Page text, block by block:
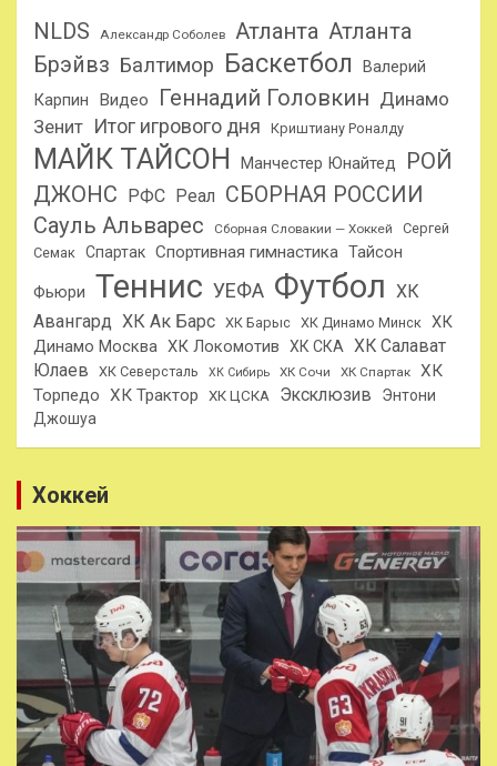
NLDS
Александр Соболев Атланта Атланта
Брэйвз Балтимор Баскетбол
Валерий
Карпин
Видео Геннадий Головкин Динамо
Зенит Итог игрового дня Криштиану Роналду
МАЙК ТАЙСОН Манчестер Юнайтед
РОЙ
ДЖОНС
РФС Реал СБОРНАЯ РОССИИ
Сауль Альварес Сборная Словакии — Хоккей
Сергей
Семак Спартак Спортивная гимнастика Тайсон
Фьюри Теннис УЕФА Футбол ХК
Авангард ХК Ак Барс ХК Барыс ХК Динамо Минск ХК
Динамо Москва ХК Локомотив ХК СКА ХК Салават
Юлаев
ХК Северсталь ХК Сибирь ХК Сочи ХК Спартак
ХК
Торпедо ХК Трактор ХК ЦСКА Эксклюзив
Энтони
Джошуа
Хоккей